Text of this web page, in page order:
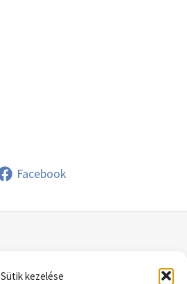
Sütik kezelése
Facebook